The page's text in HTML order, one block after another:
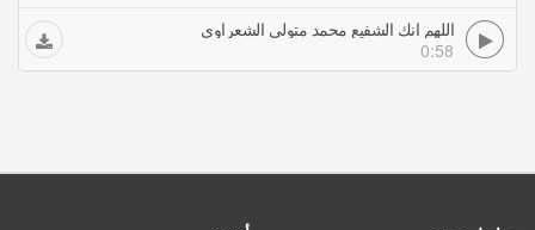
اللهم انك الشفيع محمد متولي الشعراوي
0:58